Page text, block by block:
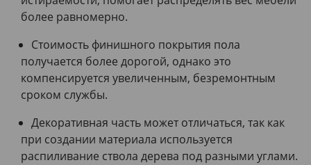
более равномерно.
Стоимость финишного покрытия пола
получается более дорогой, однако это
компенсируется увеличенным, безремонтным
сроком службы.
Декоративная часть может отличаться, так как
при создании материала используется
распиливание ствола дерева под разными углами.